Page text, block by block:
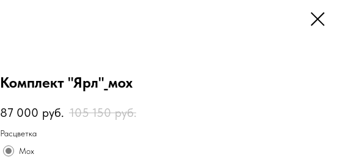
Комплект "Ярл"_мох
87 000 руб. 105 150 руб.
Расцветка
Мох